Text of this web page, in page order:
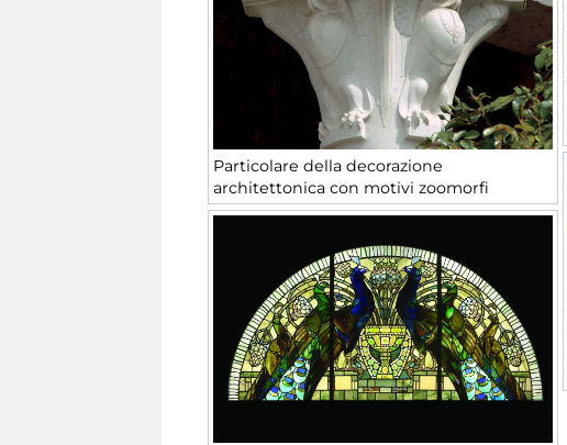
Particolare della decorazione
architettonica con motivi zoomorfi